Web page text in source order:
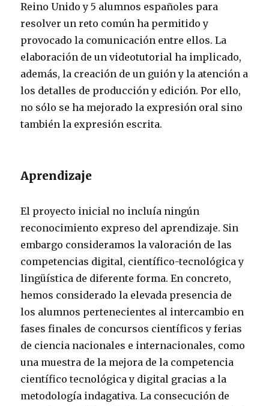
Reino Unido y 5 alumnos españoles para
resolver un reto común ha permitido y
provocado la comunicación entre ellos. La
elaboración de un videotutorial ha implicado,
además, la creación de un guión y la atención a
los detalles de producción y edición. Por ello,
no sólo se ha mejorado la expresión oral sino
también la expresión escrita.
Aprendizaje
El proyecto inicial no incluía ningún
reconocimiento expreso del aprendizaje. Sin
embargo consideramos la valoración de las
competencias digital, científico-tecnológica y
lingüística de diferente forma. En concreto,
hemos considerado la elevada presencia de
los alumnos pertenecientes al intercambio en
fases finales de concursos científicos y ferias
de ciencia nacionales e internacionales, como
una muestra de la mejora de la competencia
científico tecnológica y digital gracias a la
metodología indagativa. La consecución de